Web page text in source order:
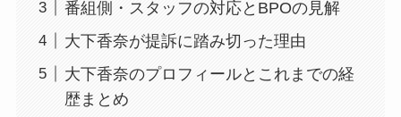
番組側・スタッフの対応とBPOの見解
大下香奈が提訴に踏み切った理由
大下香奈のプロフィールとこれまでの経
歴まとめ